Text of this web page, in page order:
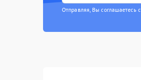
Отправляя, Вы соглашаетесь с